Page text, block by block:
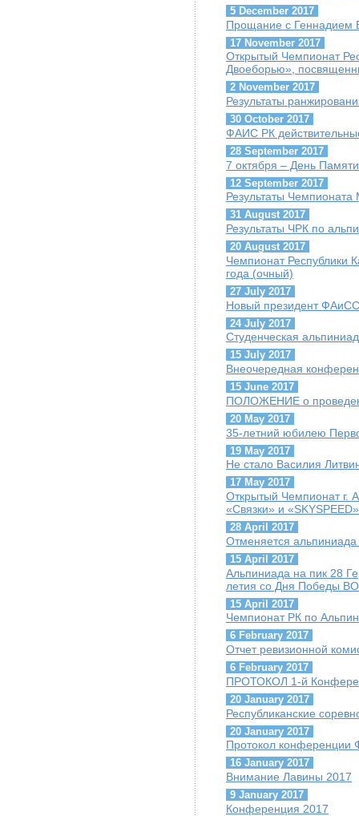
5 December 2017
Прощание с Геннадием
17 November 2017
Открытый Чемпионат
Двоеборью»,
2 November 2017
Результаты
30 October 2017
ФАИС РК
28 September 2017
7 октября – День
12 September 2017
Результаты
31 August 2017
Результаты ЧРК по
20 August 2017
Чемпионат Республики
года (очный)
27 July 2017
Новый президент
24 July 2017
Студенческая
15 July 2017
Внеочередная
15 June 2017
ПОЛОЖЕНИЕ о
20 May 2017
35-летний юбилею
19 May 2017
Не стало Василия
17 May 2017
Открытый Чемпионат г.
«Связки» и «SKYSPEED»
28 April 2017
Отменяется
15 April 2017
Альпиниада на пик 28
летия со Дня Победы
15 April 2017
Чемпионат РК по
6 February 2017
Отчет ревизионной
6 February 2017
ПРОТОКОЛ 1-й
20 January 2017
Республиканские
20 January 2017
Протокол
16 January 2017
Внимание Лавины 2017
9 January 2017
Конференция 2017